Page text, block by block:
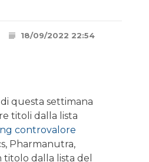
18/09/2022 22:54
questa settimana
titoli dalla lista
controvalore
Pharmanutra,
dalla lista del